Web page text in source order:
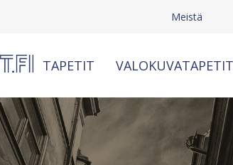
Meistä
TAPETIT VALOKUVATAPETIT